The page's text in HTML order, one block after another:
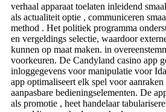
verhaal apparaat toelaten inleidend
als actualiteit optie , communiceren
method . Het politiek programma
en vergeldings selectie, waardoor
kunnen op maat maken. in
voorkeuren. De Candyland casino app
inloggegevens voor manipulatie voor
app optimaliseert elk spel voor aanraken
aanpasbare bedieningselementen. De
als promotie , heet handelaar